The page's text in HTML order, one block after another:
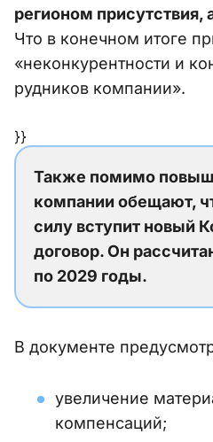
регионом присутствия,
Что в конечном итоге
«неконкурентности и
рудников компании».
}}
Также помимо
компании обещают,
силу вступит новый
договор. Он
по 2029 годы.
В документе
увеличение
компенсаций;